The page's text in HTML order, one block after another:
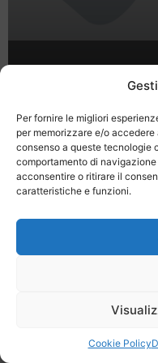
Per fornire le migliori
per memorizzare e/o
consenso a queste tecnologie
comportamento di
acconsentire o ritirare il
caratteristiche e funzioni.
Cookie Policy
Last Minute
SPECIALE